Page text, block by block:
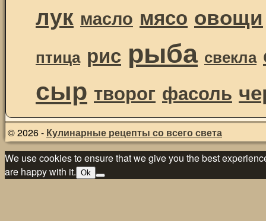
лук масло мясо овощи
птица рис рыба свекла
сыр творог фасоль
© 2026 - Кулинарные рецепты со всего света
We use cookies to ensure that we give you the best
are happy with it. Ok